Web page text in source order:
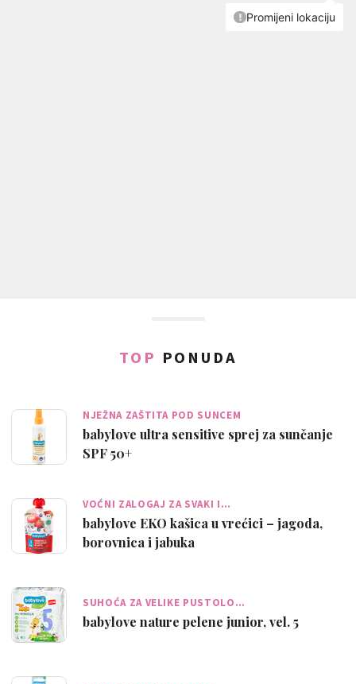
TOP PONUDA
NJEŽNA ZAŠTITA POD SUNCEM
babylove ultra sensitive sprej za sunčanje
SPF 50+
VOĆNI ZALOGAJ ZA SVAKI I…
babylove EKO kašica u vrećici – jagoda,
borovnica i jabuka
SUHOĆA ZA VELIKE PUSTOLO…
babylove nature pelene junior, vel. 5